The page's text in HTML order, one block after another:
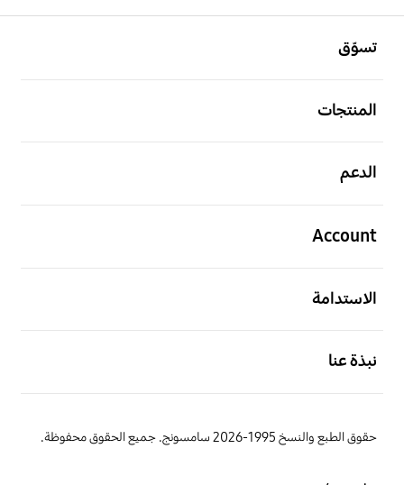
تسوّق
المنتجات
الدعم
Account
الاستدامة
نبذة عنا
حقوق الطبع والنسخ 1995-2026 سامسونج. جميع الحقوق محفوظة.